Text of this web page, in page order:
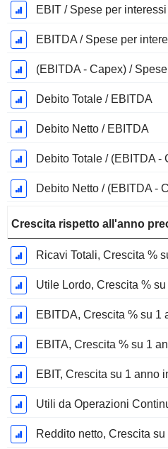
EBIT / Spese per interessi
EBITDA / Spese per
(EBITDA - Capex) /
Debito Totale / EBITDA
Debito Netto / EBITDA
Debito Totale / (EBITDA -
Debito Netto / (EBITDA -
Crescita rispetto all'anno
Ricavi Totali, Crescita %
Utile Lordo, Crescita % su
EBITDA, Crescita % su 1
EBITA, Crescita % su 1
EBIT, Crescita su 1 anno
Reddito netto, Crescita